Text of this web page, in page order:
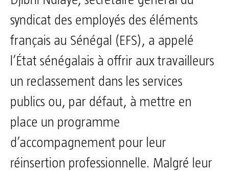
syndicat des employés des éléments
français au Sénégal (EFS), a appelé
l’État sénégalais à offrir aux travailleurs
un reclassement dans les services
publics ou, par défaut, à mettre en
place un programme
d’accompagnement pour leur
réinsertion professionnelle. Malgré leur